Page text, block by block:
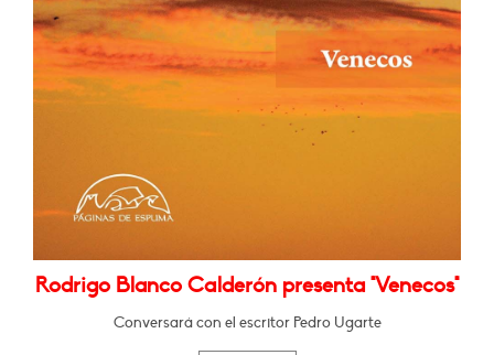
Rodrigo Blanco Calderón presenta "Venecos"
Conversará con el escritor Pedro Ugarte